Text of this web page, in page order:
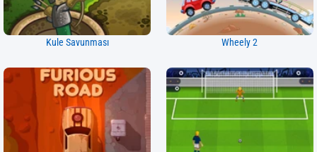
Kule Savunması Wheely 2